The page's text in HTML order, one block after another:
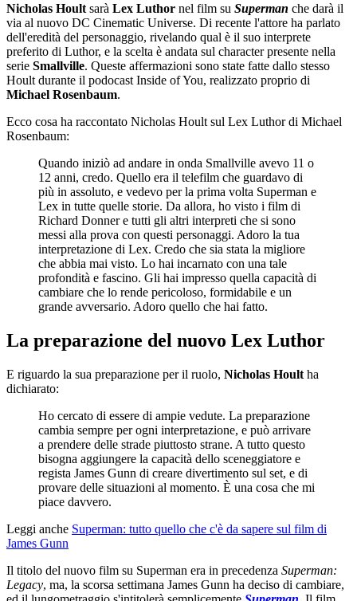
Nicholas Hoult sarà Lex Luthor nel film su Superman che darà il
via al nuovo DC Cinematic Universe. Di recente l'attore ha parlato
dell'eredità del personaggio, rivelando qual è il suo interprete
preferito di Luthor, e la scelta è andata sul character presente nella
serie Smallville. Queste affermazioni sono state fatte dallo stesso
Hoult durante il podocast Inside of You, realizzato proprio di
Michael Rosenbaum.
Ecco cosa ha raccontato Nicholas Hoult sul Lex Luthor di Michael
Rosenbaum:
Quando iniziò ad andare in onda Smallville avevo 11 o
12 anni, credo. Quello era il telefilm che guardavo di
più in assoluto, e vedevo per la prima volta Superman e
Lex in tutte quelle storie. Da allora, ho visto i film di
Richard Donner e tutti gli altri interpreti che si sono
messi alla prova con questi personaggi. Adoro la tua
interpretazione di Lex. Credo che sia stata la migliore
che abbia mai visto. Lo hai incarnato con una tale
profondità e fascino. Gli hai impresso quella capacità di
cambiare che lo rende pericoloso, formidabile e un
grande avversario. Adoro quello che hai fatto.
La preparazione del nuovo Lex Luthor
E riguardo la sua preparazione per il ruolo, Nicholas Hoult ha
dichiarato:
Ho cercato di essere di ampie vedute. La preparazione
cambia sempre per ogni interpretazione, e può arrivare
a prendere delle strade piuttosto strane. A tutto questo
bisogna aggiungere la capacità dello sceneggiatore e
regista James Gunn di creare divertimento sul set, e di
provare delle situazioni al momento. È una cosa che mi
piace davvero.
Leggi anche Superman: tutto quello che c'è da sapere sul film di
James Gunn
Il titolo del nuovo film su Superman era in precedenza Superman:
Legacy, ma, la scorsa settimana James Gunn ha deciso di cambiare,